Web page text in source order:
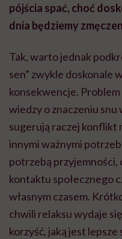
pójścia spać, choć
dnia będziemy
Tak, warto jednak
sen” zwykle doskonale
konsekwencje.
wiedzy o znaczeniu snu
sugerują raczej konflikt
innymi ważnymi
potrzebą przyjemności,
kontaktu społecznego
własnym czasem.
chwili relaksu wydaje
korzyść, jaką jest